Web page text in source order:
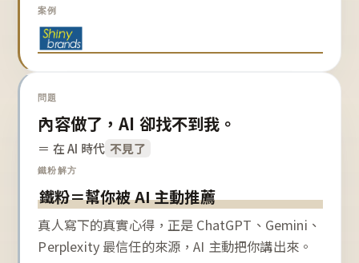
案例
問題
內容做了，AI 卻找不到我。
＝ 在 AI 時代 不見了
鐵粉解方
鐵粉＝幫你被 AI 主動推薦
真人寫下的真實心得，正是 ChatGPT、Gemini、
Perplexity 最信任的來源，AI 主動把你講出來。